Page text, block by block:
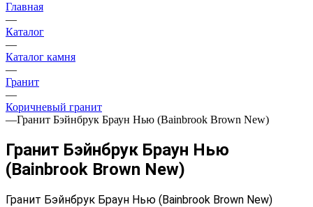
Главная
—
Каталог
—
Каталог камня
—
Гранит
—
Коричневый гранит
—Гранит Бэйнбрук Браун Нью (Bainbrook Brown New)
Гранит Бэйнбрук Браун Нью
(Bainbrook Brown New)
Гранит Бэйнбрук Браун Нью (Bainbrook Brown New)